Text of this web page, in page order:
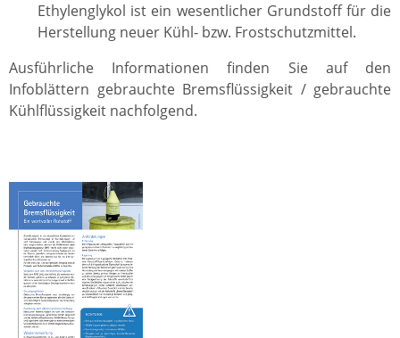
Ethylenglykol ist ein wesentlicher Grundstoff für die
Herstellung neuer Kühl- bzw. Frostschutzmittel.
Ausführliche Informationen finden Sie auf den
Infoblättern gebrauchte Bremsflüssigkeit / gebrauchte
Kühlflüssigkeit nachfolgend.